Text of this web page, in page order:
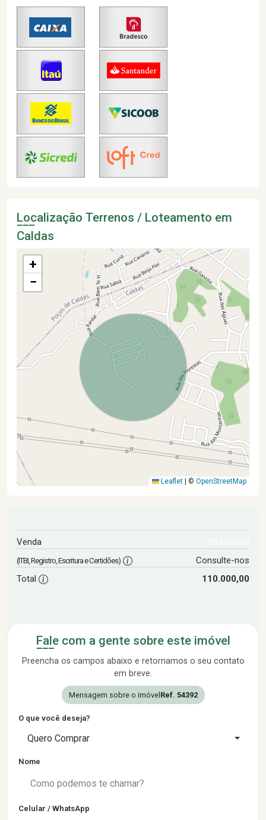
Localização Terrenos / Loteamento em
Caldas
+
−
Leaflet © OpenStreetMap
Venda
(ITBI, Registro, Escritura e Certidões)
Consulte-nos
Total
110.000,00
Fale com a gente sobre este imóvel
Preencha os campos abaixo e retornamos o seu contato
em breve.
Mensagem sobre o imóvel Ref. 54392
O que você deseja?
Quero Comprar
Nome
Celular / WhatsApp